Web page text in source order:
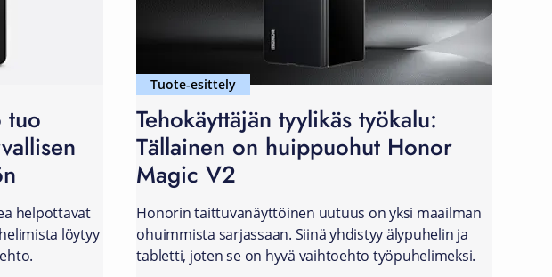
tuo
helpottavat
löytyy
Tuote-esittely
Tehokäyttäjän tyylikäs työkalu:
Tällainen on huippuohut Honor
Magic V2
Honorin taittuvanäyttöinen uutuus on yksi maailman
ohuimmista sarjassaan. Siinä yhdistyy älypuhelin ja
tabletti, joten se on hyvä vaihtoehto työpuhelimeksi.